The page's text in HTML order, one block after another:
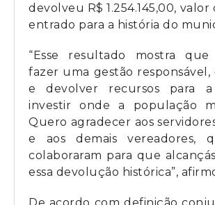
devolveu R$ 1.254.145,00, valor
entrado para a história do
“Esse resultado mostra que
fazer uma gestão responsável,
e devolver recursos para
investir onde a população
Quero agradecer aos
e aos demais vereadores,
colaboraram para que
essa devolução histórica”,